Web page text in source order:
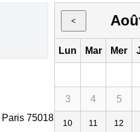
Paris 75018 75 FR La Cigale
<
Lun Mar Mer
3 4 5
10 11 12